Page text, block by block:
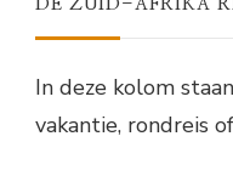
DE ZUID-AFRIKA
In deze kolom
vakantie, rondreis